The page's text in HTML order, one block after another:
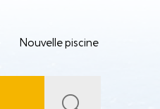
Nouvelle piscine